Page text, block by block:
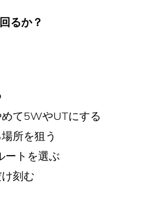
るか？
めて5WやUTにする
所を狙う
ートを選ぶ
刻む